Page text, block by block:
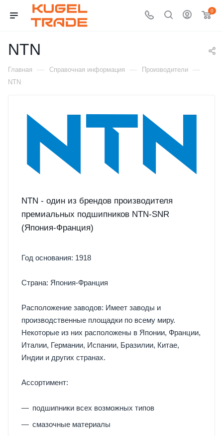
0
NTN
Главная — Справочная информация — Производители —
NTN
NTN - один из брендов производителя
премиальных подшипников NTN-SNR
(Япония-Франция)
Год основания: 1918
Страна: Япония-Франция
Расположение заводов: Имеет заводы и
производственные площадки по всему миру.
Некоторые из них расположены в Японии, Франции,
Италии, Германии, Испании, Бразилии, Китае,
Индии и других странах.
Ассортимент:
подшипники всех возможных типов
смазочные материалы